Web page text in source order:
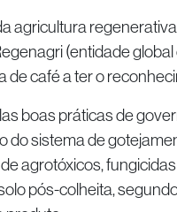
regenerativa
(entidade
de café a ter o
práticas de
do sistema de
agrotóxicos,
pós-colheita,